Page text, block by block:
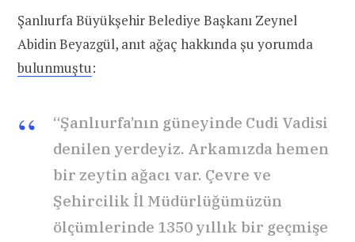
Şanlıurfa Büyükşehir Belediye Başkanı Zeynel
Abidin Beyazgül, anıt ağaç hakkında şu yorumda
bulunmuştu:
“Şanlıurfa’nın güneyinde Cudi Vadisi
denilen yerdeyiz. Arkamızda hemen
bir zeytin ağacı var. Çevre ve
Şehircilik İl Müdürlüğümüzün
ölçümlerinde 1350 yıllık bir geçmişe